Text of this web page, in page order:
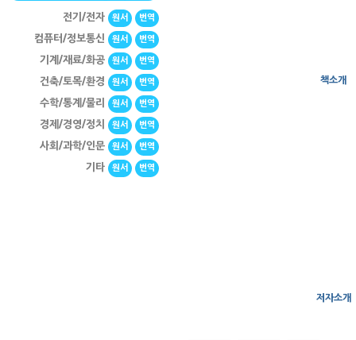
전기/전자 원서 번역
컴퓨터/정보통신 원서 번역
기계/재료/화공 원서 번역
건축/토목/환경 원서 번역
수학/통계/물리 원서 번역
경제/경영/정치 원서 번역
사회/과학/인문 원서 번역
기타 원서 번역
책소개
저자소개